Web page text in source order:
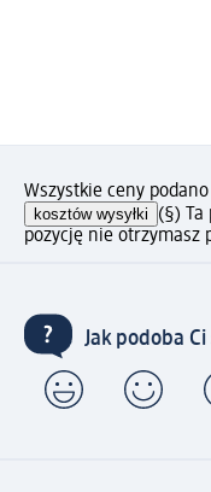
Wszystkie ceny
kosztów wysyłki (§) Ta
pozycję nie otrzymasz
Jak podoba